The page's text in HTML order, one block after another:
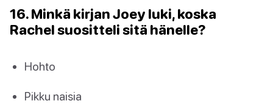
16. Minkä kirjan Joey luki, koska
Rachel suositteli sitä hänelle?
Hohto
Pikku naisia